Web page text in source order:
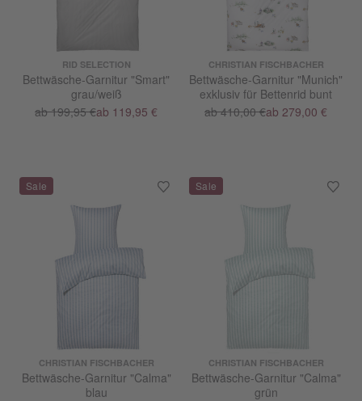
RID SELECTION
Bettwäsche-Garnitur "Smart"
grau/weiß
ab 199,95 €ab 119,95 €
CHRISTIAN FISCHBACHER
Bettwäsche-Garnitur "Munich"
exklusiv für Bettenrid bunt
ab 410,00 €ab 279,00 €
CHRISTIAN FISCHBACHER
Bettwäsche-Garnitur "Calma"
blau
CHRISTIAN FISCHBACHER
Bettwäsche-Garnitur "Calma"
grün